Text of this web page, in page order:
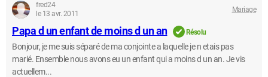
fred24
le 13 avr. 2011
Mariage
Papa d un enfant de moins d un an Résolu
Bonjour, je me suis séparé de ma conjointe a laquelle je n etais pas
marié. Ensemble nous avons eu un enfant qui a moins d un an. Je vis
actuellem...